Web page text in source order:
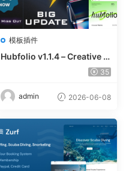
模板插件
Hubfolio v1.1.4 – Creative P
ortfolio & Digital Agency W
e
35
admin 2026-06-08